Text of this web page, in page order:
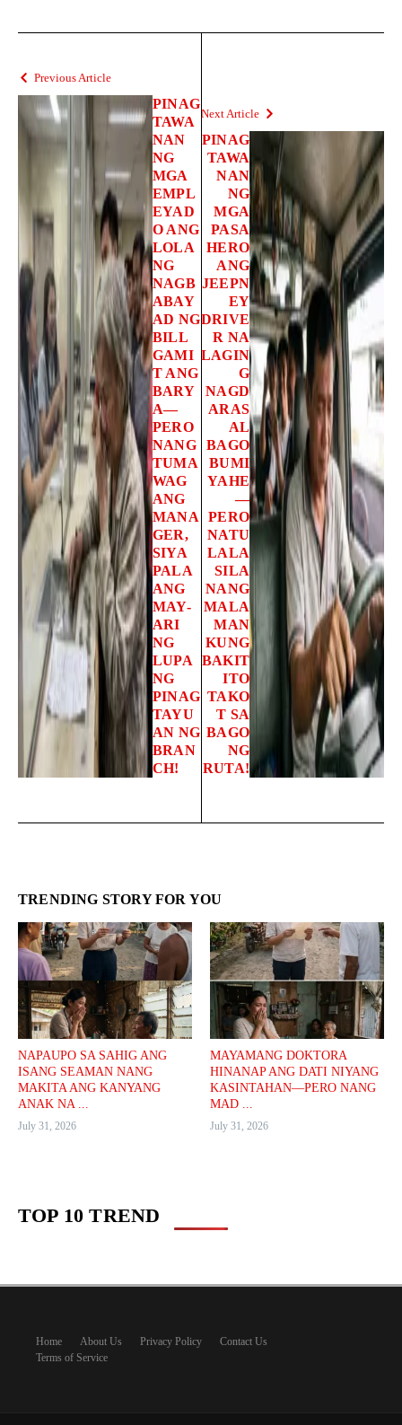
Previous Article
PINAG
TAWA
NAN
NG
MGA
EMPL
EYAD
O ANG
LOLA
NG
NAGB
ABAY
AD NG
BILL
GAMI
T ANG
BARY
A—
PERO
NANG
TUMA
WAG
ANG
MANA
GER,
SIYA
PALA
ANG
MAY-
ARI
NG
LUPA
NG
PINAG
TAYU
AN NG
BRAN
CH!
Next Article
PINAG
TAWA
NAN
NG
MGA
PASA
HERO
ANG
JEEPN
EY
DRIVE
R NA
LAGIN
G
NAGD
ARAS
AL
BAGO
BUMI
YAHE
—
PERO
NATU
LALA
SILA
NANG
MALA
MAN
KUNG
BAKIT
ITO
TAKO
T SA
BAGO
NG
RUTA!
TRENDING STORY FOR YOU
NAPAUPO SA SAHIG ANG
ISANG SEAMAN NANG
MAKITA ANG KANYANG
ANAK NA ...
July 31, 2026
MAYAMANG DOKTORA
HINANAP ANG DATI NIYANG
KASINTAHAN—PERO NANG
MAD ...
July 31, 2026
TOP 10 TREND
Home About Us Privacy Policy
Contact Us
Terms of Service